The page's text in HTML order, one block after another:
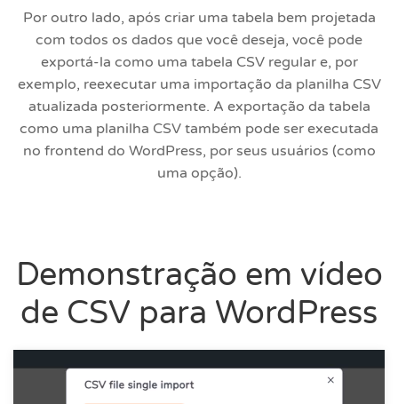
Por outro lado, após criar uma tabela bem projetada
com todos os dados que você deseja, você pode
exportá-la como uma tabela CSV regular e, por
exemplo, reexecutar uma importação da planilha CSV
atualizada posteriormente. A exportação da tabela
como uma planilha CSV também pode ser executada
no frontend do WordPress, por seus usuários (como
uma opção).
Demonstração em vídeo
de CSV para WordPress